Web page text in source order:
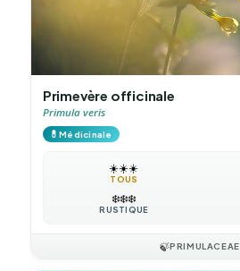
Primevère officinale
Primula veris
💊Médicinale
☀️☀️☀️
TOUS
❄️❄️❄️
RUSTIQUE
🍃PRIMULACEAE